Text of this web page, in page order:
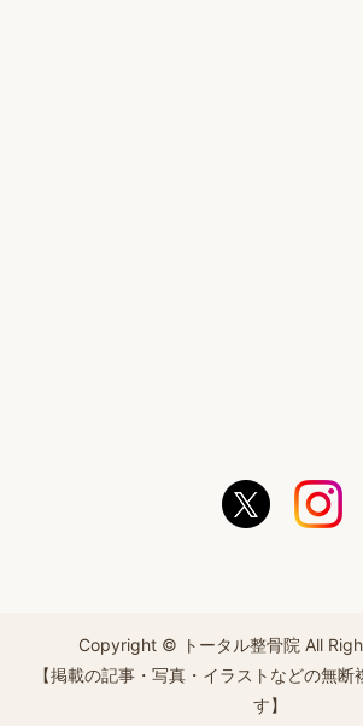
Copyright © トータル整骨院 All
【掲載の記事・写真・イラストなどの無断
す】